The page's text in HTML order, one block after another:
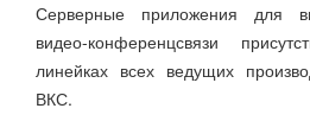
Серверные приложения для
видео-конференцсвязи
линейках всех ведущих
ВКС.